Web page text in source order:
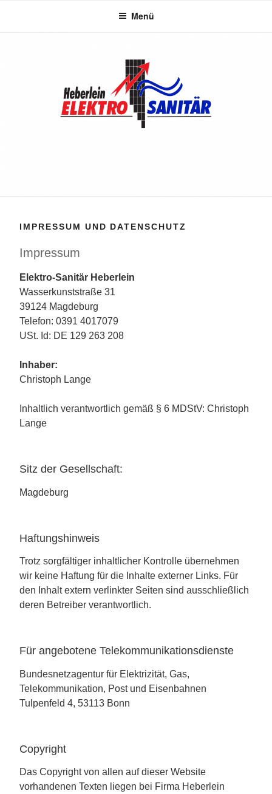
Menü
IMPRESSUM UND DATENSCHUTZ
Impressum
Elektro-Sanitär Heberlein
Wasserkunststraße 31
39124 Magdeburg
Telefon: 0391 4017079
USt. Id: DE 129 263 208
Inhaber:
Christoph Lange
Inhaltlich verantwortlich gemäß § 6 MDStV: Christoph
Lange
Sitz der Gesellschaft:
Magdeburg
Haftungshinweis
Trotz sorgfältiger inhaltlicher Kontrolle übernehmen
wir keine Haftung für die Inhalte externer Links. Für
den Inhalt extern verlinkter Seiten sind ausschließlich
deren Betreiber verantwortlich.
Für angebotene Telekommunikationsdienste
Bundesnetzagentur für Elektrizität, Gas,
Telekommunikation, Post und Eisenbahnen
Tulpenfeld 4, 53113 Bonn
Copyright
Das Copyright von allen auf dieser Website
vorhandenen Texten liegen bei Firma Heberlein